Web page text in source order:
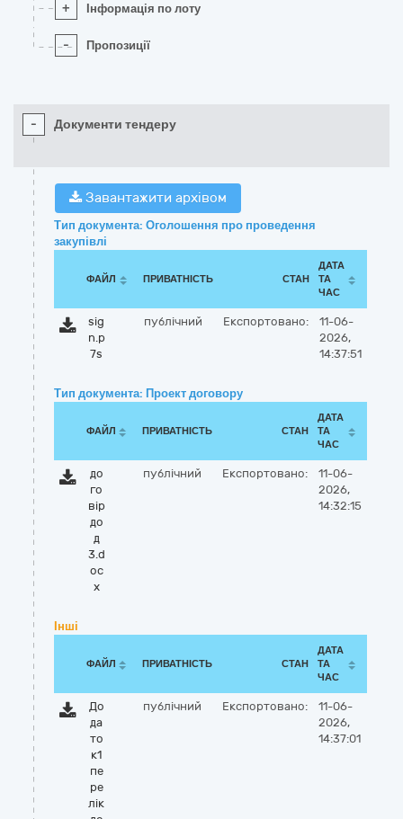
+ Інформація по лоту
- Пропозиції
- Документи тендеру
Завантажити архівом
Тип документа: Оголошення про проведення
закупівлі
ФАЙЛ ПРИВАТНІСТЬ СТАН
ДАТА
ТА
ЧАС
sig
n.p
7s
публічний Експортовано:
11-06-
2026,
14:37:51
Тип документа: Проект договору
ФАЙЛ ПРИВАТНІСТЬ СТАН
ДАТА
ТА
ЧАС
до
го
вір
до
д
3.d
oc
x
публічний Експортовано:
11-06-
2026,
14:32:15
Інші
ФАЙЛ ПРИВАТНІСТЬ СТАН
ДАТА
ТА
ЧАС
До
да
то
к1
пе
ре
лік
публічний Експортовано:
11-06-
2026,
14:37:01